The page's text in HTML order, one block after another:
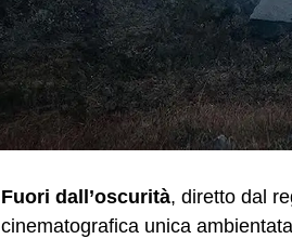
Fuori dall’oscurità, diretto dal
cinematografica unica